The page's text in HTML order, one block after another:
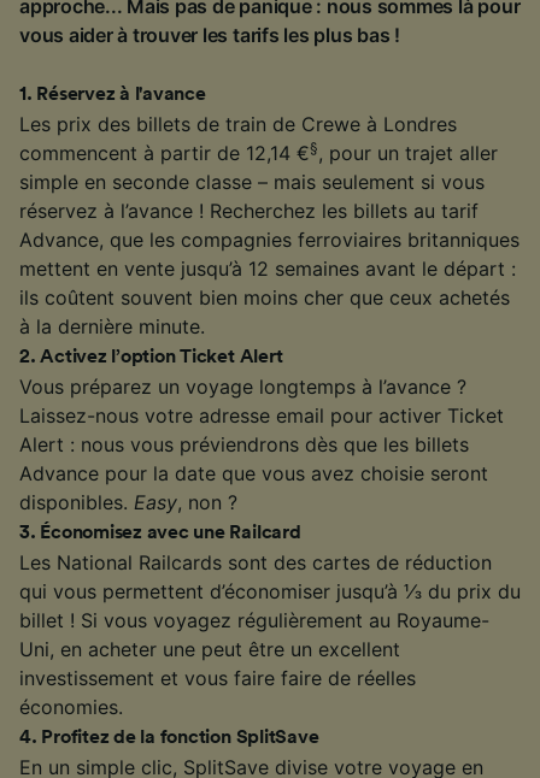
approche... Mais pas de panique : nous sommes là pour
vous aider à trouver les tarifs les plus bas !
1 . Réservez à l'avance
Les prix des billets de train de Crewe à Londres
commencent à partir de 12,14 €§ , pour un trajet aller
simple en seconde classe – mais seulement si vous
réservez à l’avance ! Recherchez les billets au tarif
Advance, que les compagnies ferroviaires britanniques
mettent en vente jusqu’à 12 semaines avant le départ :
ils coûtent souvent bien moins cher que ceux achetés
à la dernière minute.
2.Activez l’option Ticket Alert
Vous préparez un voyage longtemps à l’avance ?
Laissez-nous votre adresse email pour activer Ticket
Alert : nous vous préviendrons dès que les billets
Advance pour la date que vous avez choisie seront
disponibles. Easy, non ?
3. Économisez avec une Railcard
Les National Railcards sont des cartes de réduction
qui vous permettent d’économiser jusqu’à ⅓ du prix du
billet ! Si vous voyagez régulièrement au Royaume-
Uni, en acheter une peut être un excellent
investissement et vous faire faire de réelles
économies.
4. Profitez de la fonction SplitSave
En un simple clic, SplitSave divise votre voyage en